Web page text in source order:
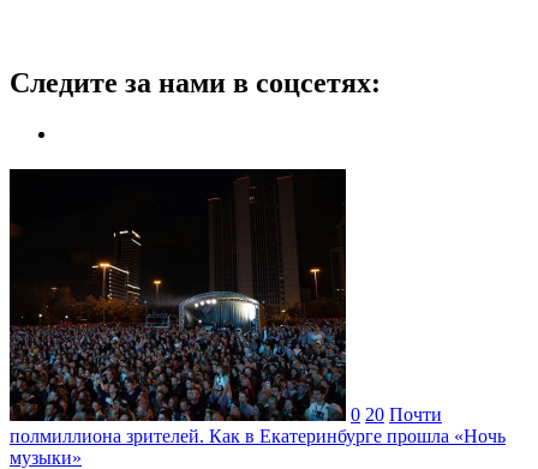
Следите за нами в соцсетях:
0 20 Почти
полмиллиона зрителей. Как в Екатеринбурге прошла «Ночь
музыки»